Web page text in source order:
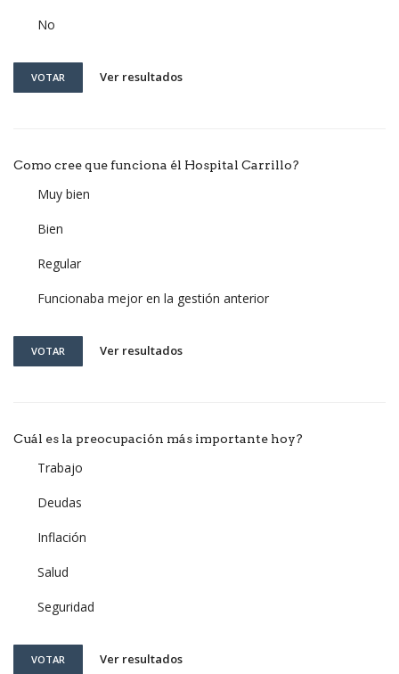
No
VOTAR Ver resultados
Como cree que funciona él Hospital Carrillo?
Muy bien
Bien
Regular
Funcionaba mejor en la gestión anterior
VOTAR Ver resultados
Cuál es la preocupación más importante hoy?
Trabajo
Deudas
Inflación
Salud
Seguridad
VOTAR Ver resultados